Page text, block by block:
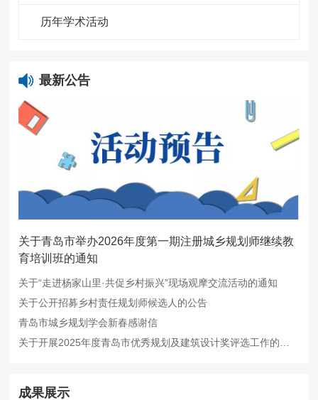
历年学术活动
最新公告
关于青岛市举办2026年度第一期注册城乡规划师继续教
育培训班的通知
关于“走进杨家山里·共促乡村振兴”现场观摩交流活动的通知
关于公开招募乡村责任规划师候选人的公告
青岛市城乡规划学会新春感谢信
成果展示